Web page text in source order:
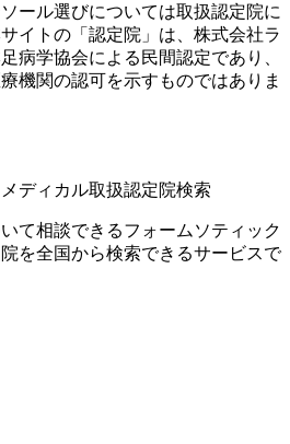
ール選びについては取扱認定院に
イトの「認定院」は、株式会社ラ
病学協会による民間認定であり、
機関の認可を示すものではありま
ディカル取扱認定院検索
て相談できるフォームソティック
を全国から検索できるサービスで